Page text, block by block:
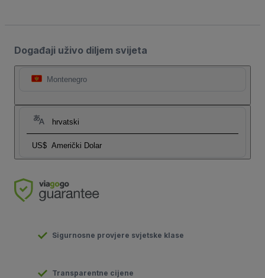
Događaji uživo diljem svijeta
Montenegro
hrvatski
US$ Američki Dolar
Sigurnosne provjere svjetske klase
Transparentne cijene